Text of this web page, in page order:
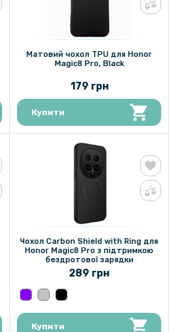
Матовий чохол TPU для Honor
Magic8 Pro, Black
179 грн
Купити
Чохол Carbon Shield with Ring для
Honor Magic8 Pro​ з підтримкою
бездротової зарядки
289 грн
Купити